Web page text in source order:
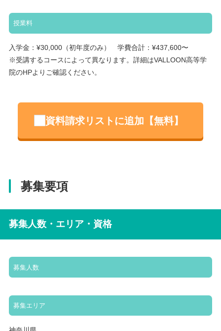
授業料
入学金：¥30,000（初年度のみ） 学費合計：¥437,600〜
※受講するコースによって異なります。詳細はVALLOON高等学
院のHPよりご確認ください。
資料請求リストに追加【無料】
募集要項
募集人数・エリア・資格
募集人数
募集エリア